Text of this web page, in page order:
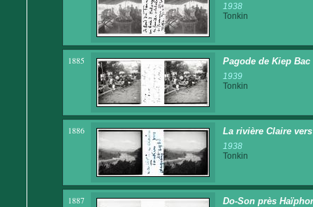
1938
Tonkin
1885 Pagode de Kiep
1939
Tonkin
1886 La rivière Claire
1938
Tonkin
1887 Do-Son près